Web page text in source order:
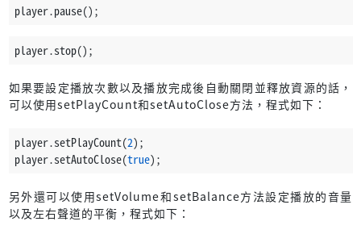
player.pause();
player.stop();
如果要設定播放次數以及播放完成後自動關閉並釋放資源的話，
可以使用setPlayCount和setAutoClose方法，程式如下：
player.setPlayCount(2);
player.setAutoClose(true);
另外還可以使用setVolume和setBalance方法設定播放的音量
以及左右聲道的平衡，程式如下：